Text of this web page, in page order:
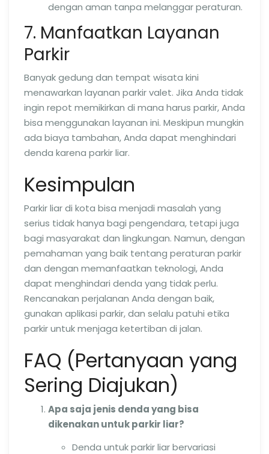
dengan aman tanpa melanggar peraturan.
7. Manfaatkan Layanan
Parkir
Banyak gedung dan tempat wisata kini
menawarkan layanan parkir valet. Jika Anda tidak
ingin repot memikirkan di mana harus parkir, Anda
bisa menggunakan layanan ini. Meskipun mungkin
ada biaya tambahan, Anda dapat menghindari
denda karena parkir liar.
Kesimpulan
Parkir liar di kota bisa menjadi masalah yang
serius tidak hanya bagi pengendara, tetapi juga
bagi masyarakat dan lingkungan. Namun, dengan
pemahaman yang baik tentang peraturan parkir
dan dengan memanfaatkan teknologi, Anda
dapat menghindari denda yang tidak perlu.
Rencanakan perjalanan Anda dengan baik,
gunakan aplikasi parkir, dan selalu patuhi etika
parkir untuk menjaga ketertiban di jalan.
FAQ (Pertanyaan yang
Sering Diajukan)
Apa saja jenis denda yang bisa
dikenakan untuk parkir liar?
Denda untuk parkir liar bervariasi